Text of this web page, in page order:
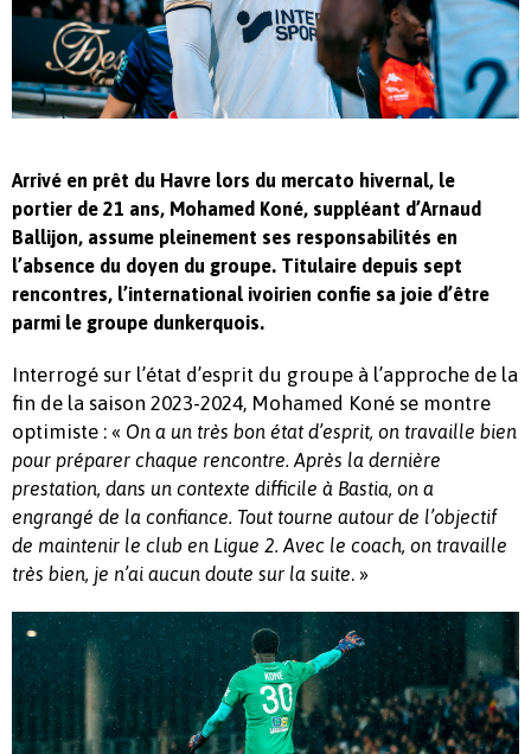
Arrivé en prêt du Havre lors du mercato hivernal, le
portier de 21 ans, Mohamed Koné, suppléant d’Arnaud
Ballijon, assume pleinement ses responsabilités en
l’absence du doyen du groupe. Titulaire depuis sept
rencontres, l’international ivoirien confie sa joie d’être
parmi le groupe dunkerquois.
Interrogé sur l’état d’esprit du groupe à l’approche de la
fin de la saison 2023-2024, Mohamed Koné se montre
optimiste : « On a un très bon état d’esprit, on travaille bien
pour préparer chaque rencontre. Après la dernière
prestation, dans un contexte difficile à Bastia, on a
engrangé de la confiance. Tout tourne autour de l’objectif
de maintenir le club en Ligue 2. Avec le coach, on travaille
très bien, je n’ai aucun doute sur la suite. »